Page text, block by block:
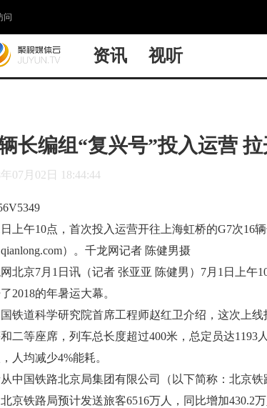
问
资讯 视听
长编组“复兴号”投入运营
07月02日 18:44:44
上午10点，首次投入运营开往上海虹桥的G7次16
）。千龙网记者 陈健男摄
北京7月1日讯（记者 张亚亚 陈健男）7月1日上午
2018的年暑运大幕。
铁道科学研究院首席工程师赵红卫介绍，这次上
二等座席，列车总长度超过400米，总定员达
人均减少4%能耗。
中国铁路北京局集团有限公司（以下简称：北京
京铁路局预计发送旅客6516万人，同比增加430.2